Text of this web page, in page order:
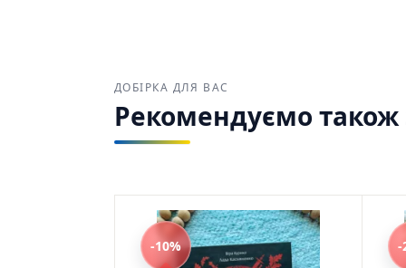
ДОБІРКА ДЛЯ ВАС
Рекомендуємо також
-10% -